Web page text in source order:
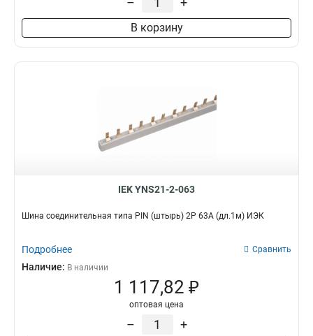
В корзину
IEK YNS21-2-063
Шина соединительная типа PIN (штырь) 2Р 63А (дл.1м) ИЭК
Подробнее Сравнить
Наличие: В наличии
1 117,82 ₽
оптовая цена
– +